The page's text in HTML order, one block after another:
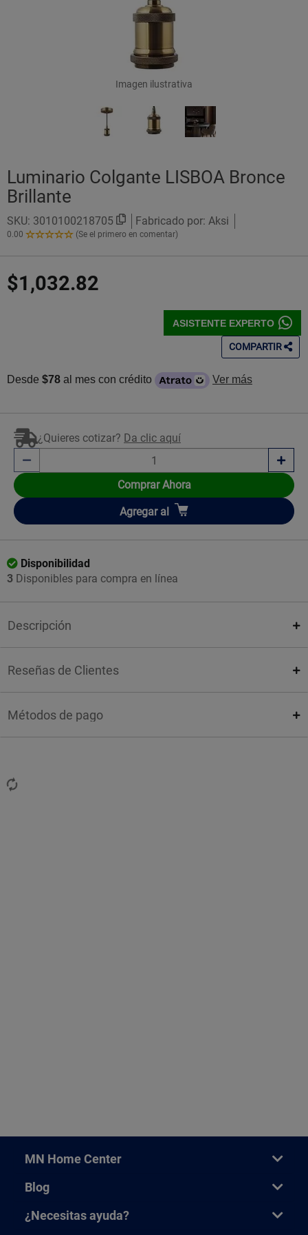
Imagen ilustrativa
Luminario Colgante LISBOA Bronce
Brillante
SKU: 3010100218705 Fabricado por: Aksi
0.00
0.00
Estrellas!
(Se el primero en comentar)
$1,032.82
ASISTENTE EXPERTO
COMPARTIR
Desde $78 al mes con crédito Ver más
¿Quieres cotizar? Da clic aquí
Comprar Ahora
Añadir
Agregar al
Disponibilidad
3 Disponibles para compra en línea
Descripción
Reseñas de Clientes
Métodos de pago
MN Home Center
Blog
¿Necesitas ayuda?